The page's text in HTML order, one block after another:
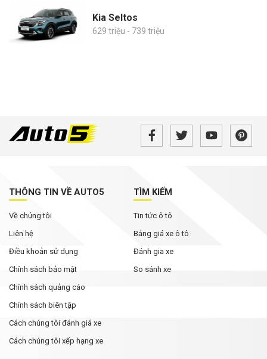
Kia Seltos
629 triệu - 739 triệu
THÔNG TIN VỀ AUTO5
Về chúng tôi
Liên hệ
Điều khoản sử dụng
Chính sách bảo mật
Chính sách quảng cáo
Chính sách biên tập
Cách chúng tôi đánh giá xe
Cách chúng tôi xếp hạng xe
TÌM KIẾM
Tin tức ô tô
Bảng giá xe ô tô
Đánh gia xe
So sánh xe